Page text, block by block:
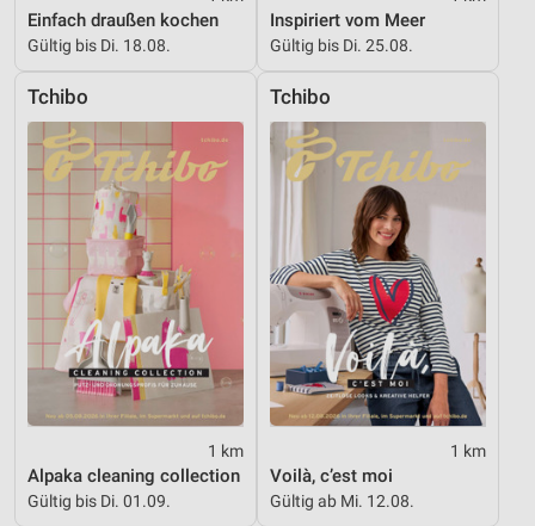
Einfach draußen kochen
Gültig bis Di. 18.08.
Inspiriert vom Meer
Gültig bis Di. 25.08.
Tchibo
1 km
Alpaka cleaning collection
Gültig bis Di. 01.09.
Tchibo
1 km
Voilà, c’est moi
Gültig ab Mi. 12.08.
Erstellung von Profilen zur Personalisierung
von Inhalten
personalisierter Inhalte
Messung der Werbeleistung
Messung der Performance von Inhalten
Analyse von Zielgruppen durch Statistiken oder
Kombinationen von Daten aus verschiedenen
Quellen
Entwicklung und Verbesserung der Angebote
Verwendung reduzierter Daten zur Auswahl von
Verwendung genauer Standortdaten